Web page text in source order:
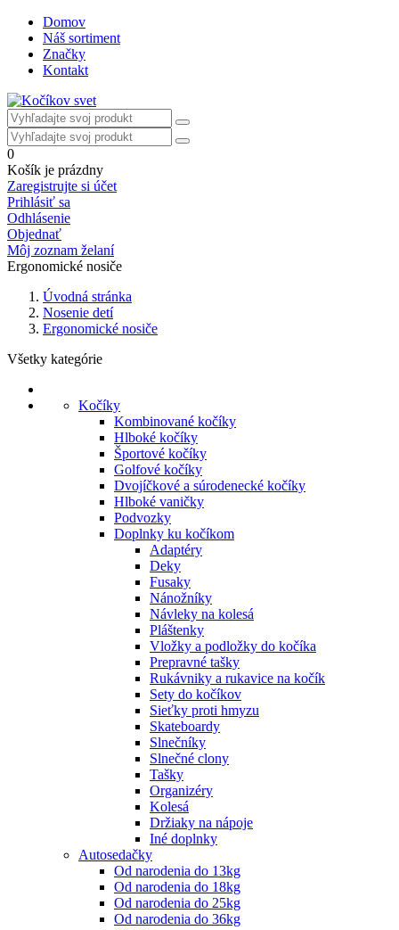
Domov
Náš sortiment
Značky
Kontakt
0
Košík je prázdny
Zaregistrujte si účet
Prihlásiť sa
Odhlásenie
Objednať
Môj zoznam želaní
Ergonomické nosiče
Úvodná stránka
Nosenie detí
Ergonomické nosiče
Všetky kategórie
Kočíky
Kombinované kočíky
Hlboké kočíky
Športové kočíky
Golfové kočíky
Dvojíčkové a súrodenecké kočíky
Hlboké vaničky
Podvozky
Doplnky ku kočíkom
Adaptéry
Deky
Fusaky
Nánožníky
Návleky na kolesá
Pláštenky
Vložky a podložky do kočíka
Prepravné tašky
Rukávniky a rukavice na kočík
Sety do kočíkov
Sieťky proti hmyzu
Skateboardy
Slnečníky
Slnečné clony
Tašky
Organizéry
Kolesá
Držiaky na nápoje
Iné doplnky
Autosedačky
Od narodenia do 13kg
Od narodenia do 18kg
Od narodenia do 25kg
Od narodenia do 36kg